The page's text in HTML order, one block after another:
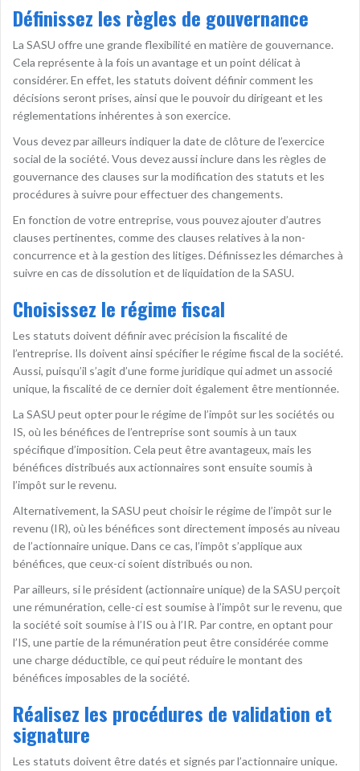
Définissez les règles de gouvernance
La SASU offre une grande flexibilité en matière de gouvernance.
Cela représente à la fois un avantage et un point délicat à
considérer. En effet, les statuts doivent définir comment les
décisions seront prises, ainsi que le pouvoir du dirigeant et les
réglementations inhérentes à son exercice.
Vous devez par ailleurs indiquer la date de clôture de l’exercice
social de la société. Vous devez aussi inclure dans les règles de
gouvernance des clauses sur la modification des statuts et les
procédures à suivre pour effectuer des changements.
En fonction de votre entreprise, vous pouvez ajouter d’autres
clauses pertinentes, comme des clauses relatives à la non-
concurrence et à la gestion des litiges. Définissez les démarches à
suivre en cas de dissolution et de liquidation de la SASU.
Choisissez le régime fiscal
Les statuts doivent définir avec précision la fiscalité de
l’entreprise. Ils doivent ainsi spécifier le régime fiscal de la société.
Aussi, puisqu’il s’agit d’une forme juridique qui admet un associé
unique, la fiscalité de ce dernier doit également être mentionnée.
La SASU peut opter pour le régime de l’impôt sur les sociétés ou
IS, où les bénéfices de l’entreprise sont soumis à un taux
spécifique d’imposition. Cela peut être avantageux, mais les
bénéfices distribués aux actionnaires sont ensuite soumis à
l’impôt sur le revenu.
Alternativement, la SASU peut choisir le régime de l’impôt sur le
revenu (IR), où les bénéfices sont directement imposés au niveau
de l’actionnaire unique. Dans ce cas, l’impôt s’applique aux
bénéfices, que ceux-ci soient distribués ou non.
Par ailleurs, si le président (actionnaire unique) de la SASU perçoit
une rémunération, celle-ci est soumise à l’impôt sur le revenu, que
la société soit soumise à l’IS ou à l’IR. Par contre, en optant pour
l’IS, une partie de la rémunération peut être considérée comme
une charge déductible, ce qui peut réduire le montant des
bénéfices imposables de la société.
Réalisez les procédures de validation et
signature
Les statuts doivent être datés et signés par l’actionnaire unique.